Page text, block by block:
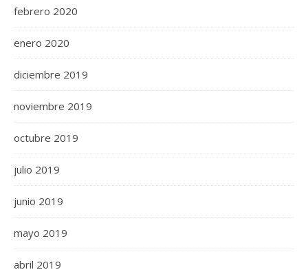
febrero 2020
enero 2020
diciembre 2019
noviembre 2019
octubre 2019
julio 2019
junio 2019
mayo 2019
abril 2019